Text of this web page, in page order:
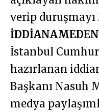
verip duruşmayı
İDDİANAMEDEN
İstanbul
hazırlanan
Başkanı Nasuh
medya